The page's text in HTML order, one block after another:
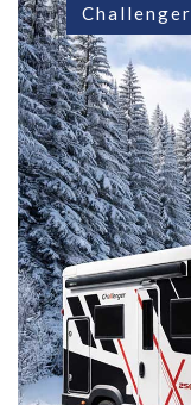
Challenger